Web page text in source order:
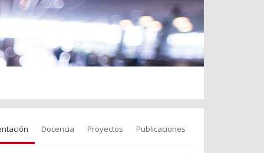
Docencia Proyectos Publicaciones